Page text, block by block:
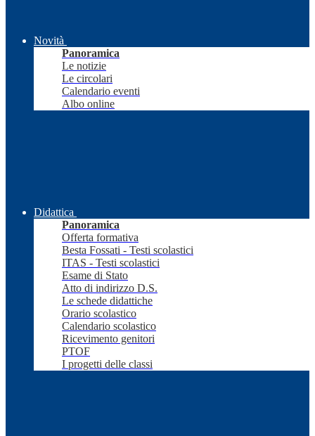
Novità
Panoramica
Le notizie
Le circolari
Calendario eventi
Albo online
Didattica
Panoramica
Offerta formativa
Besta Fossati - Testi scolastici
ITAS - Testi scolastici
Esame di Stato
Atto di indirizzo D.S.
Le schede didattiche
Orario scolastico
Calendario scolastico
Ricevimento genitori
PTOF
I progetti delle classi